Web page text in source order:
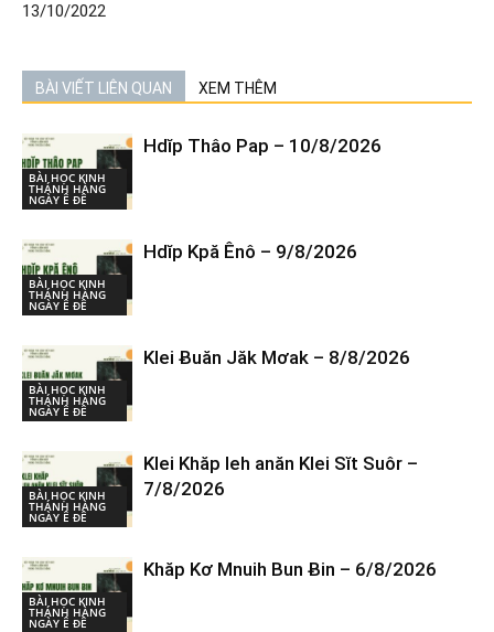
13/10/2022
BÀI VIẾT LIÊN QUAN XEM THÊM
BÀI HỌC KINH
THÁNH HÀNG
NGÀY Ê ĐÊ
Hdĭp Thâo Pap – 10/8/2026
BÀI HỌC KINH
THÁNH HÀNG
NGÀY Ê ĐÊ
Hdĭp Kpă Ênô – 9/8/2026
BÀI HỌC KINH
THÁNH HÀNG
NGÀY Ê ĐÊ
Klei Ƀuăn Jăk Mơak – 8/8/2026
BÀI HỌC KINH
THÁNH HÀNG
NGÀY Ê ĐÊ
Klei Khăp leh anăn Klei Sĭt Suôr –
7/8/2026
BÀI HỌC KINH
THÁNH HÀNG
NGÀY Ê ĐÊ
Khăp Kơ Mnuih Bun Ƀin – 6/8/2026